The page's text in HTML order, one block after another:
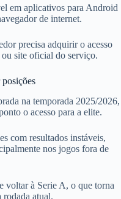
em aplicativos para Android
de internet.
precisa adquirir o acesso
site oficial do serviço.
na temporada 2025/2026,
o acesso para a elite.
com resultados instáveis,
nos jogos fora de
voltar à Serie A, o que torna
atual.